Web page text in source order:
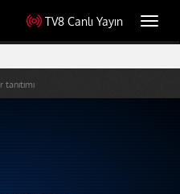
TV8 Canlı Yayın
tanıtımı